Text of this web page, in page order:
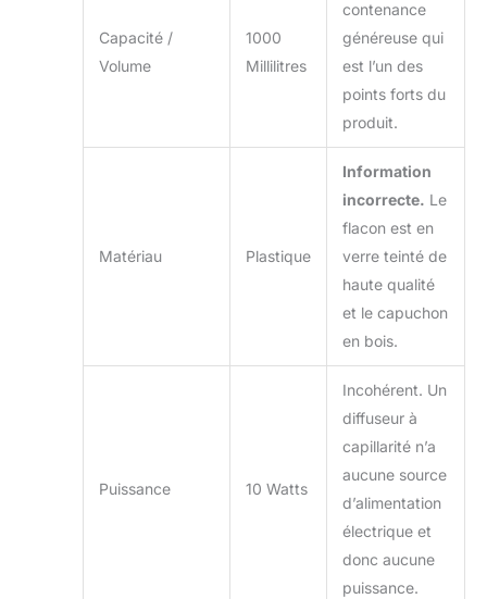
Capacité /
Volume
1000
Millilitres
contenance
généreuse qui
est l’un des
points forts du
produit.
Matériau Plastique
Information
incorrecte. Le
flacon est en
verre teinté de
haute qualité
et le capuchon
en bois.
Puissance 10 Watts
Incohérent. Un
diffuseur à
capillarité n’a
aucune source
d’alimentation
électrique et
donc aucune
puissance.